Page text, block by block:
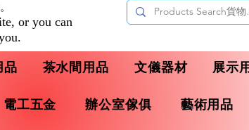
品 茶水間用品 文儀器材 展示
電工五金 辦公室傢俱 藝術用品
or you can